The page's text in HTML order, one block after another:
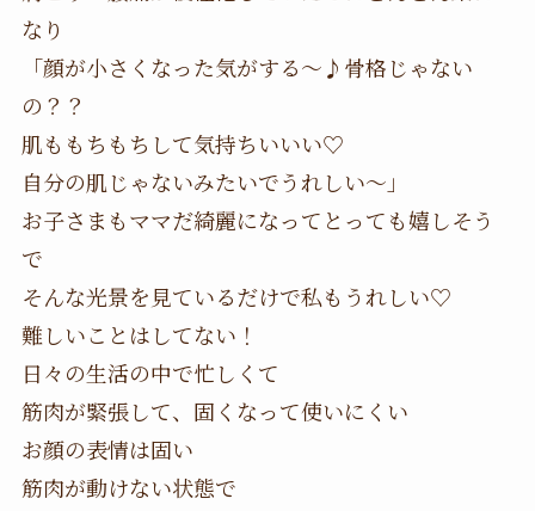
なり
「顔が小さくなった気がする〜♪骨格じゃない
の？？
肌ももちもちして気持ちいいい♡
自分の肌じゃないみたいでうれしい〜」
お子さまもママだ綺麗になってとっても嬉しそう
で
そんな光景を見ているだけで私もうれしい♡
難しいことはしてない！
日々の生活の中で忙しくて
筋肉が緊張して、固くなって使いにくい
お顔の表情は固い
筋肉が動けない状態で